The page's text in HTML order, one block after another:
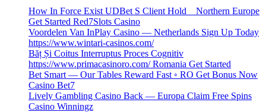
How In Force Exist UDBet S Client Hold _ Northern Europe
Get Started Red7Slots Casino
Voordelen Van InPlay Casino — Netherlands Sign Up Today
https://www.wintari-casinos.com/
Băț Și Coitus Interruptus Proces Cognitiv
https://www.primacasinoro.com/ Romania Get Started
Bet Smart — Our Tables Reward Fast ◦ RO Get Bonus Now
Casino Bet7
Lively Gambling Casino Back — Europa Claim Free Spins
Casino Winningz